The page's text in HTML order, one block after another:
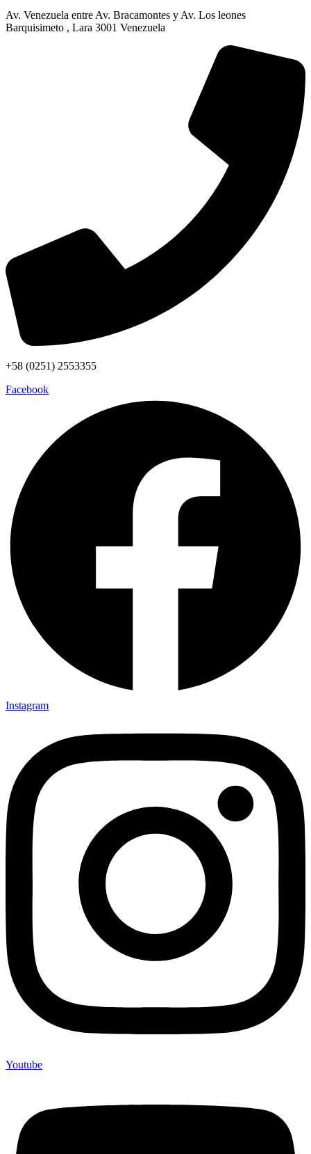
Av. Venezuela entre Av. Bracamontes y Av. Los leones
Barquisimeto , Lara 3001 Venezuela
+58 (0251) 2553355
Facebook
Instagram
Youtube